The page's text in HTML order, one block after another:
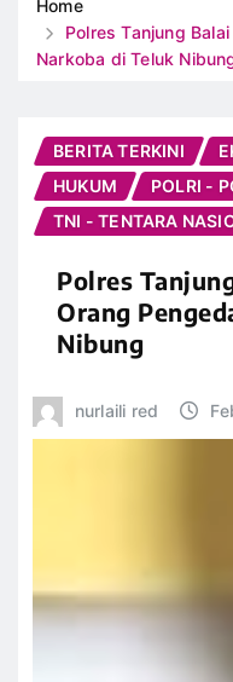
Home
Polres Tanjung
Narkoba di Teluk
BERITA TERKINI
HUKUM
POLRI -
TNI - TENTARA
Polres
Orang
Nibung
nurlaili red